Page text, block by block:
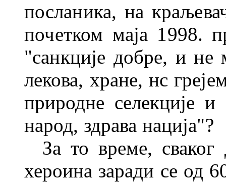
посланика, на
почетком маја 1998.
"санкције добре, и
лекова, хране, нс
природне селекције
народ, здрава нација"?
За то време,
хероина заради се од